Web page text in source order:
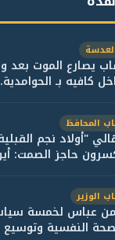
يصارع الموت بعد
كافيه بـ
المحافظ
"أولاد نجم
حاجز الصمت:
الوزير
عباس لخمسة
النفسية وتوسيع